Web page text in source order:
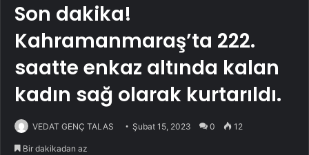
Son dakika!
Kahramanmaraş’ta 222.
saatte enkaz altında kalan
kadın sağ olarak kurtarıldı.
VEDAT GENÇ TALAS Şubat 15, 2023 0 12
Bir dakikadan az